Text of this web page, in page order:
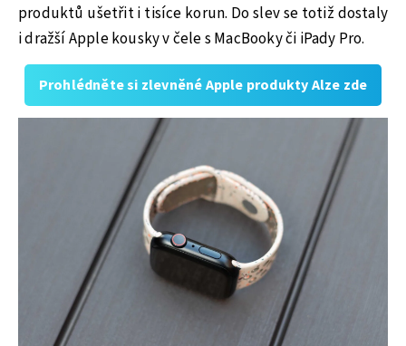
produktů ušetřit i tisíce korun. Do slev se totiž dostaly
i dražší Apple kousky v čele s MacBooky či iPady Pro.
Prohlédněte si zlevněné Apple produkty Alze zde